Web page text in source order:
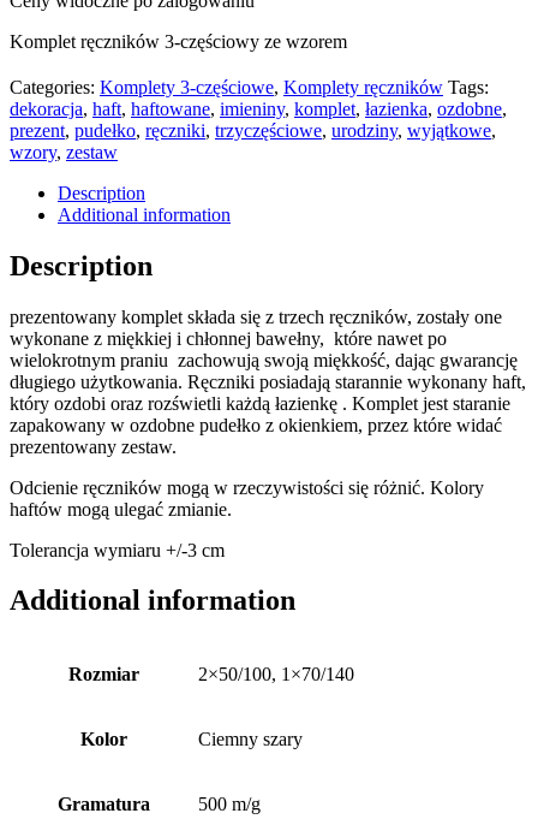
Komplet ręczników 3-częściowy ze wzorem
Categories: Komplety 3-częściowe, Komplety ręczników Tags:
dekoracja, haft, haftowane, imieniny, komplet, łazienka, ozdobne,
prezent, pudełko, ręczniki, trzyczęściowe, urodziny, wyjątkowe,
wzory, zestaw
Description
Additional information
Description
prezentowany komplet składa się z trzech ręczników, zostały one
wykonane z miękkiej i chłonnej bawełny, które nawet po
wielokrotnym praniu zachowują swoją miękkość, dając gwarancję
długiego użytkowania. Ręczniki posiadają starannie wykonany haft,
który ozdobi oraz rozświetli każdą łazienkę . Komplet jest staranie
zapakowany w ozdobne pudełko z okienkiem, przez które widać
prezentowany zestaw.
Odcienie ręczników mogą w rzeczywistości się różnić. Kolory
haftów mogą ulegać zmianie.
Tolerancja wymiaru +/-3 cm
Additional information
Rozmiar 2×50/100, 1×70/140
Kolor Ciemny szary
Gramatura 500 m/g